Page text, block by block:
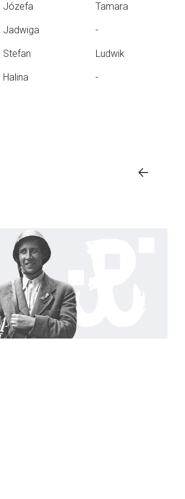
Józefa Tamara
Jadwiga -
Stefan Ludwik
Halina -